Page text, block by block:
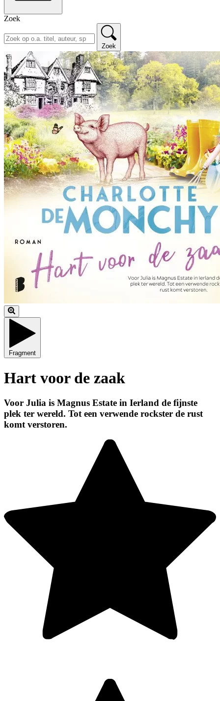
Zoek
Zoek
Fragment
Hart voor de zaak
Voor Julia is Magnus Estate in Ierland de fijnste
plek ter wereld. Tot een verwende rockster de rust
komt verstoren.